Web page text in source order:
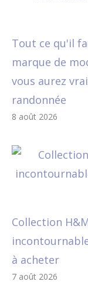
Tout ce qu'il
marque de
vous aurez
randonnée
8 août 2026
Collection
à acheter
7 août 2026